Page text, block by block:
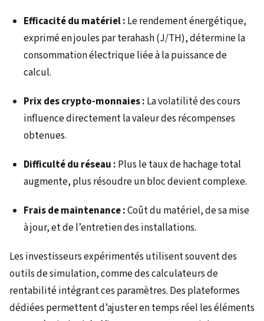
Efficacité du matériel : Le rendement énergétique,
exprimé en joules par terahash (J/TH), détermine la
consommation électrique liée à la puissance de
calcul.
Prix des crypto-monnaies : La volatilité des cours
influence directement la valeur des récompenses
obtenues.
Difficulté du réseau : Plus le taux de hachage total
augmente, plus résoudre un bloc devient complexe.
Frais de maintenance :Coût du matériel, de sa mise
à jour, et de l’entretien des installations.
Les investisseurs expérimentés utilisent souvent des
outils de simulation, comme des calculateurs de
rentabilité intégrant ces paramètres. Des plateformes
dédiées permettent d’ajuster en temps réel les éléments